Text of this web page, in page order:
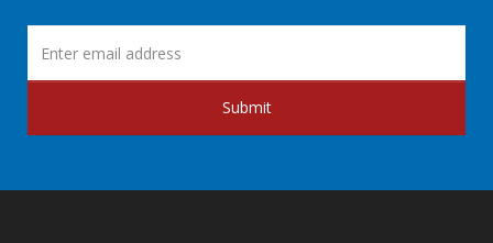
Submit